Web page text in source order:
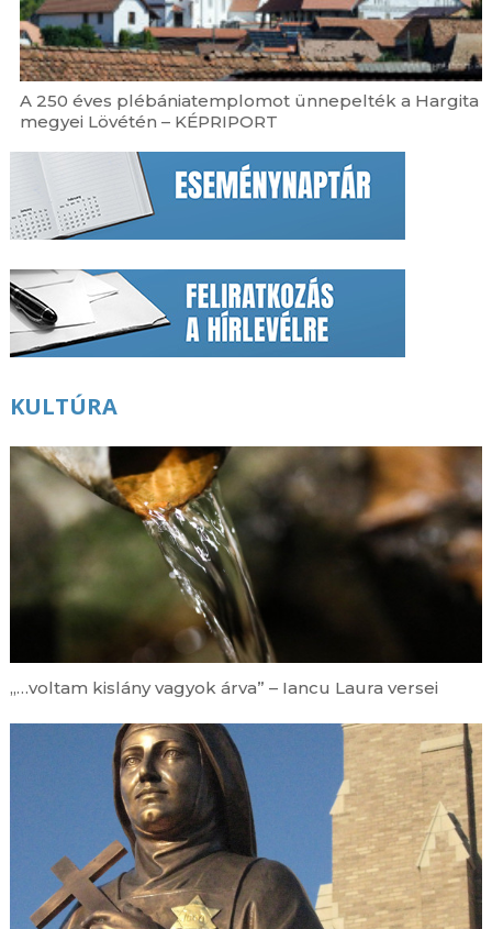
A 250 éves plébániatemplomot ünnepelték a Hargita
megyei Lövétén – KÉPRIPORT
KULTÚRA
„…voltam kislány vagyok árva” – Iancu Laura versei